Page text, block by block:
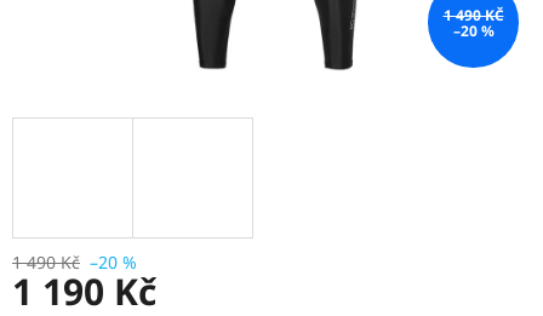
1 490 KČ
–20 %
1 490 Kč –20 %
1 190 Kč